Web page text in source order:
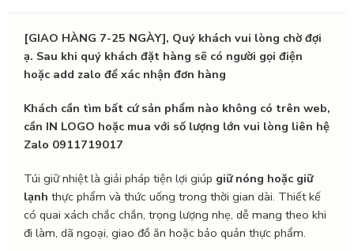
[GIAO HÀNG 7-25 NGÀY], Quý khách vui lòng chờ đợi
ạ. Sau khi quý khách đặt hàng sẽ có người gọi điện
hoặc add zalo để xác nhận đơn hàng
Khách cần tìm bất cứ sản phẩm nào không có trên web,
cần IN LOGO hoặc mua với số lượng lớn vui lòng liên hệ
Zalo 0911719017
Túi giữ nhiệt là giải pháp tiện lợi giúp giữ nóng hoặc giữ
lạnh thực phẩm và thức uống trong thời gian dài. Thiết kế
có quai xách chắc chắn, trọng lượng nhẹ, dễ mang theo khi
đi làm, dã ngoại, giao đồ ăn hoặc bảo quản thực phẩm.